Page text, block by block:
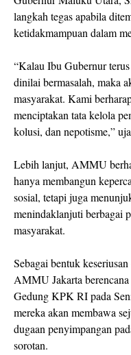
langkah tegas apabila
ketidakmampuan dalam
“Kalau Ibu Gubernur
dinilai bermasalah, maka
masyarakat. Kami
menciptakan tata kelola
kolusi, dan nepotisme,”
Lebih lanjut, AMMU
hanya membangun
sosial, tetapi juga
menindaklanjuti berbagai
masyarakat.
Sebagai bentuk
AMMU Jakarta
Gedung KPK RI pada
mereka akan membawa
dugaan penyimpangan
sorotan.